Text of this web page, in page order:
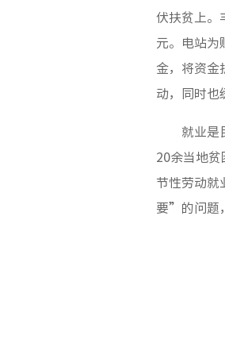
伏扶贫上。
元。电站为
金，将资金
动，同时也
就业是
20余当地贫
节性劳动就
要”的问题